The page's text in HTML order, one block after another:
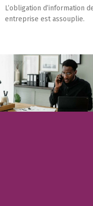
L’obligation d’information
entreprise est assouplie.